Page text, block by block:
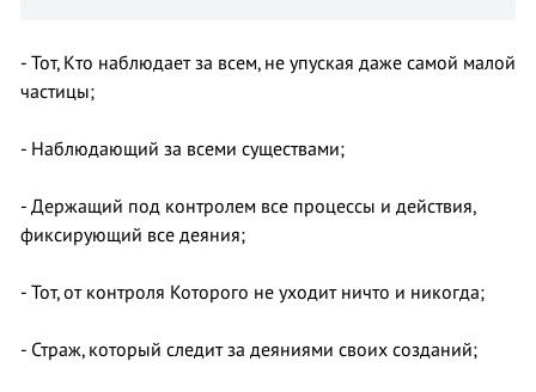
- Тот, Кто наблюдает за всем, не упуская даже самой малой
частицы;
- Наблюдающий за всеми существами;
- Держащий под контролем все процессы и действия,
фиксирующий все деяния;
- Тот, от контроля Которого не уходит ничто и никогда;
- Страж, который следит за деяниями своих созданий;